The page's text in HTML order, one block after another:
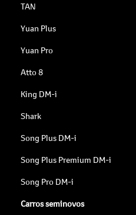
TAN
Yuan Plus
Yuan Pro
Atto 8
King DM-i
Shark
Song Plus DM-i
Song Plus Premium DM-i
Song Pro DM-i
Carros seminovos